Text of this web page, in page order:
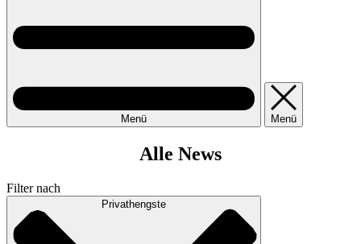
Menü Menü
Alle News
Filter nach
Privathengste